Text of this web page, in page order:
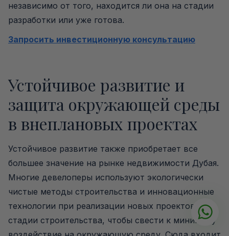
независимо от того, находится ли она на стадии
разработки или уже готова.
Запросить инвестиционную консультацию
Устойчивое развитие и
защита окружающей среды
в внеплановых проектах
Устойчивое развитие также приобретает все
большее значение на рынке недвижимости Дубая.
Многие девелоперы используют экологически
чистые методы строительства и инновационные
технологии при реализации новых проектов на
стадии строительства, чтобы свести к минимуму